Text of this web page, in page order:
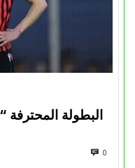
البطولة المحترفة
0